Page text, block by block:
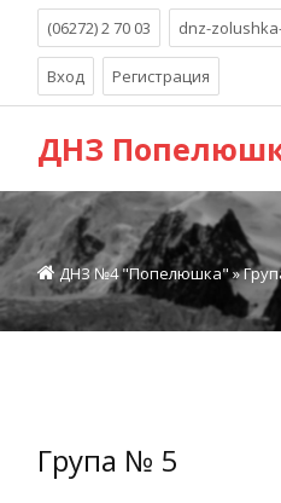
(06272) 2 70 03 dnz-
Вход Регистрация
ДНЗ
ДНЗ №4 "Попелюшка"»
Група № 5